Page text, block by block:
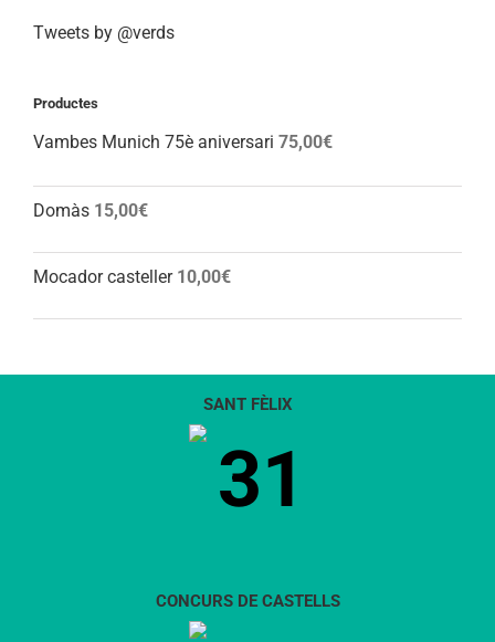
Tweets by @verds
Productes
Vambes Munich 75è aniversari 75,00€
Domàs 15,00€
Mocador casteller 10,00€
SANT FÈLIX
31
CONCURS DE CASTELLS